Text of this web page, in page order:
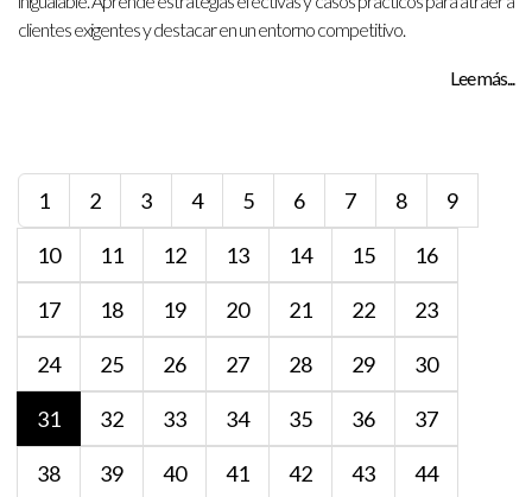
clientes exigentes y destacar en un entorno competitivo.
Lee más...
1 2 3 4 5 6 7 8 9
10 11 12 13 14 15 16
17 18 19 20 21 22 23
24 25 26 27 28 29 30
31 32 33 34 35 36 37
38 39 40 41 42 43 44